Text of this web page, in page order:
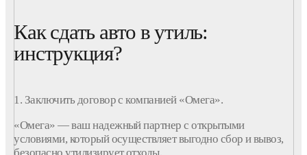
Как сдать авто в утиль:
инструкция?
1. Заключить договор скомпанией «Омега».
«Омега» — ваш надежный партнер с открытыми
условиями, который осуществляетвыгодно сбор ивывоз,